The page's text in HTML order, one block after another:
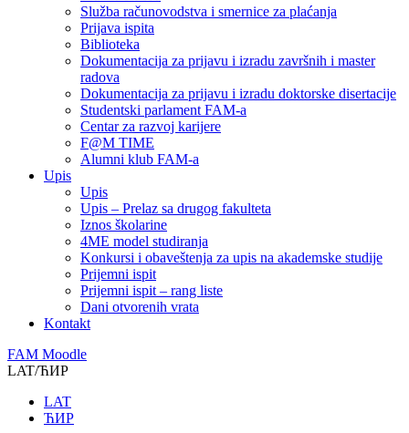
Služba računovodstva i smernice za plaćanja
Prijava ispita
Biblioteka
Dokumentacija za prijavu i izradu završnih i master
radova
Dokumentacija za prijavu i izradu doktorske disertacije
Studentski parlament FAM-a
Centar za razvoj karijere
F@M TIME
Alumni klub FAM-a
Upis
Upis
Upis – Prelaz sa drugog fakulteta
Iznos školarine
4ME model studiranja
Konkursi i obaveštenja za upis na akademske studije
Prijemni ispit
Prijemni ispit – rang liste
Dani otvorenih vrata
Kontakt
FAM Moodle
LAT/ЋИР
LAT
ЋИР